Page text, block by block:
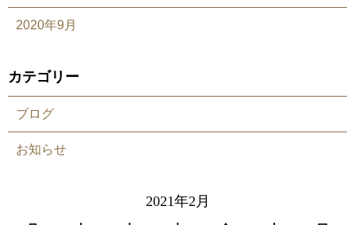
2020年9月
カテゴリー
ブログ
お知らせ
2021年2月